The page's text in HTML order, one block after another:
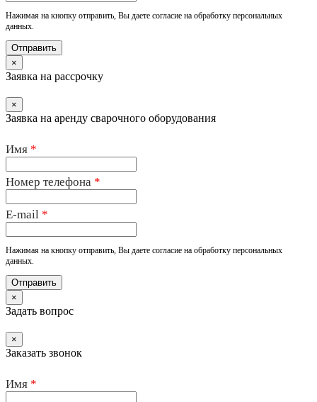
Нажимая на кнопку отправить, Вы даете согласие на обработку персональных
данных.
×
Заявка на рассрочку
×
Заявка на аренду сварочного оборудования
Имя *
Номер телефона *
E-mail *
Нажимая на кнопку отправить, Вы даете согласие на обработку персональных
данных.
×
Задать вопрос
×
Заказать звонок
Имя *